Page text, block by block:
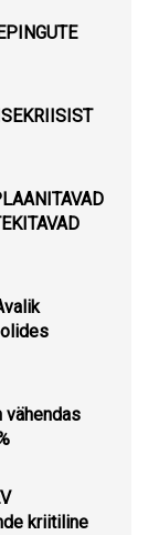
vähendas
kriitiline